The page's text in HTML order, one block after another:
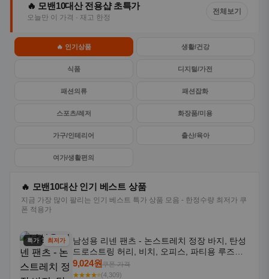
🔥 모밴10대산 전용샵 초특가
오늘만 이 가격 · 재고 한정
전체보기
🔥 인기상품 생활/건강
식품 디지털/가전
패션의류 패션잡화
스포츠/레저 화장품/미용
가구/인테리어 출산/육아
여가/생활편의
🔥 모밴10대산 인기 베스트 상품
지금 가장 많이 팔리는 인기 베스트 특가 상품 모음 - 한정수량 최저가 쿠
폰 적용가
특가 최저가
남성용 리넨 팬츠 - 논스트레치 정장 바지, 탄성
드로스트링 허리, 비치, 오피스, 파티용 루즈핏
트라우저 - 세탁기 사용 가능한 캐주얼 정장 의
상
9,024원쿠폰 가격
★★★★⭐(4,309)